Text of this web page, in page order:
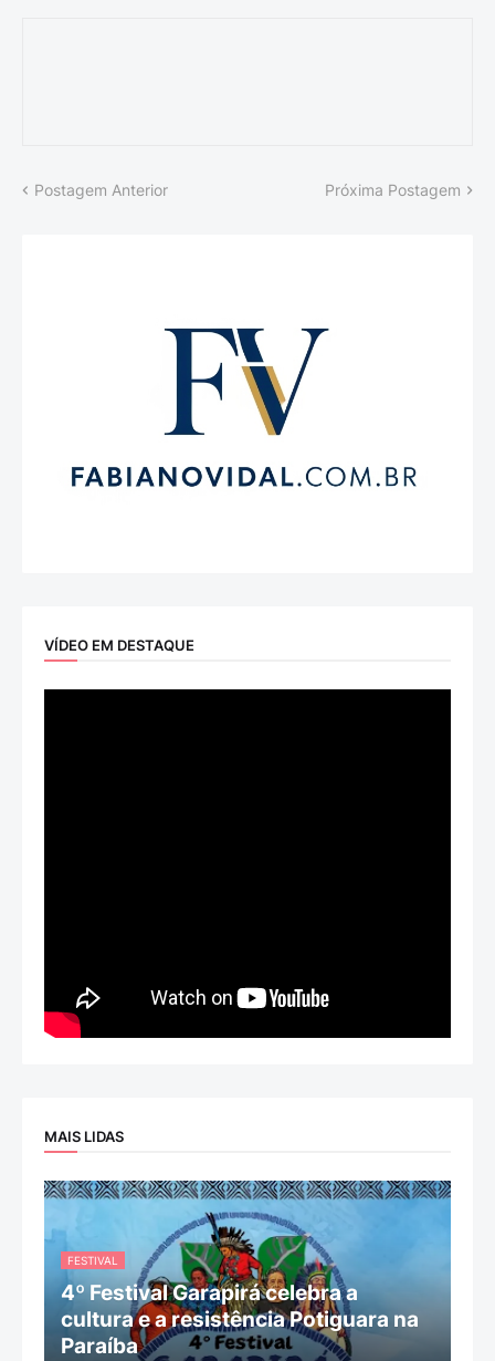
Postagem Anterior Próxima Postagem
VÍDEO EM DESTAQUE
MAIS LIDAS
FESTIVAL
4º Festival Garapirá celebra a
cultura e a resistência Potiguara na
Paraíba